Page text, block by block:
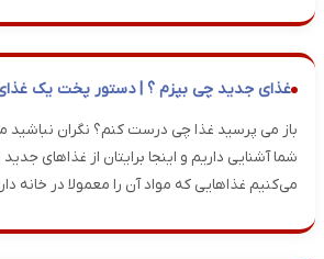
غذای جدید چی بپزم ؟ | دستور پخت یک غذای
باز می پرسید غذا چی درست کنم؟ نگران نباشید
شما آشنایی داریم و اینجا برایتان از غذاهای
می‌کنیم غذاهایی که مواد آن را معمولا در خانه